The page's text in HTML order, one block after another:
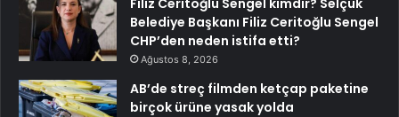
Belediye Başkanı Filiz Ceritoğlu Sengel
CHP’den neden istifa etti?
Ağustos 8, 2026
AB’de streç filmden ketçap paketine
birçok ürüne yasak yolda